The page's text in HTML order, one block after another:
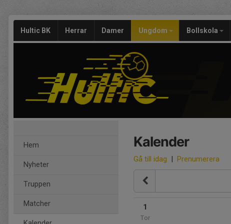
Hultic BK Herrar Damer Ungdom Bollskola
Hem
Nyheter
Truppen
Matcher
Kalender
Gå till idag | Prenumerera
1
Tor